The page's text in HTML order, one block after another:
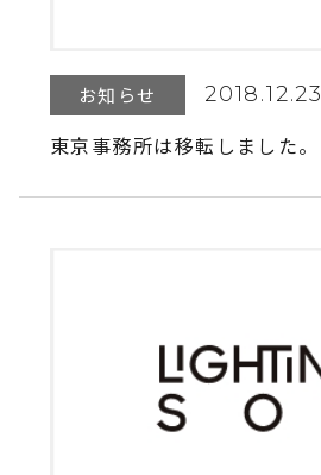
お知らせ 2018.12.23
東京事務所は移転しました。